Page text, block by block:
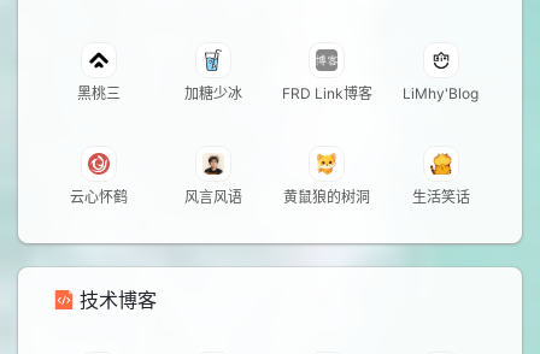
黑桃三 加糖少冰 FRD Link博客 LiMhy'Blog
云心怀鹤 风言风语 黄鼠狼的树洞 生活笑话
技术博客